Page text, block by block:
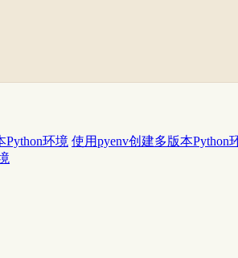
Python环境 使用pyenv创建多版本Python